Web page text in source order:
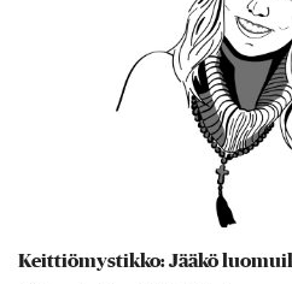
Keittiömystikko: Jääkö